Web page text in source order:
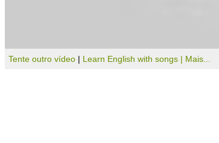
Tente outro vídeo | Learn English with songs | Mais...